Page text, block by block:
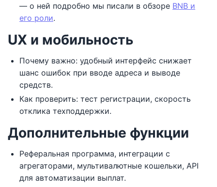
— о ней подробно мы писали в обзоре BNB и
его роли.
UX и мобильность
Почему важно: удобный интерфейс снижает
шанс ошибок при вводе адреса и выводе
средств.
Как проверить: тест регистрации, скорость
отклика техподдержки.
Дополнительные функции
Реферальная программа, интеграции с
агрегаторами, мультивалютные кошельки, API
для автоматизации выплат.